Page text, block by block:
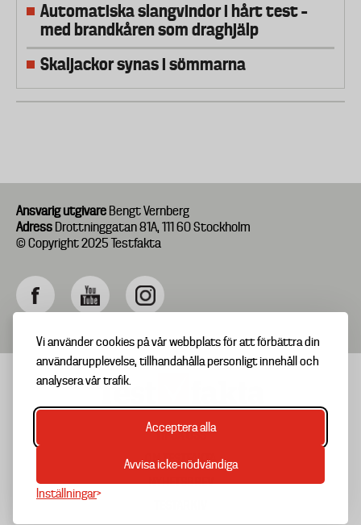
Vi använder cookies på vår webbplats för att förbättra din
användarupplevelse, tillhandahålla personligt innehåll och
analysera vår trafik.
Acceptera alla
Avvisa icke-nödvändiga
Inställningar
Automatiska slangvindor i hårt test –
med brandkåren som draghjälp
Skaljackor synas i sömmarna
Ansvarig utgivare Bengt Vernberg
Adress Drottninggatan 81A, 111 60 Stockholm
© Copyright 2025 Testfakta
Footer
menu
TIPSA OSS
OM TESTFAKTA
NYHETSBREV